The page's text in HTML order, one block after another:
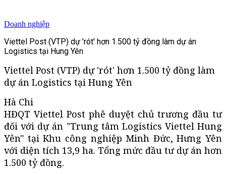
Doanh nghiệp
Viettel Post (VTP) dự 'rót' hơn 1.500 tỷ đồng làm dự án
Logistics tại Hung Yên
Viettel Post (VTP) dự 'rót' hơn 1.500 tỷ đồng làm
dự án Logistics tại Hung Yên
Hà Chi
HĐQT Viettel Post phê duyệt chủ trương đầu tư
đối với dự án "Trung tâm Logistics Viettel Hung
Yên" tại Khu công nghiệp Minh Đức, Hưng Yên
với diện tích 13,9 ha. Tổng mức đầu tư dự án hơn
1.500 tỷ đồng.